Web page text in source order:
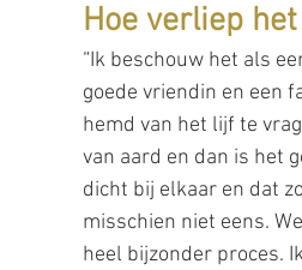
Hoe verliep
“Ik beschouw het als
goede vriendin en een
hemd van het lijf te
van aard en dan is het
dicht bij elkaar en dat
misschien niet eens.
heel bijzonder proces.